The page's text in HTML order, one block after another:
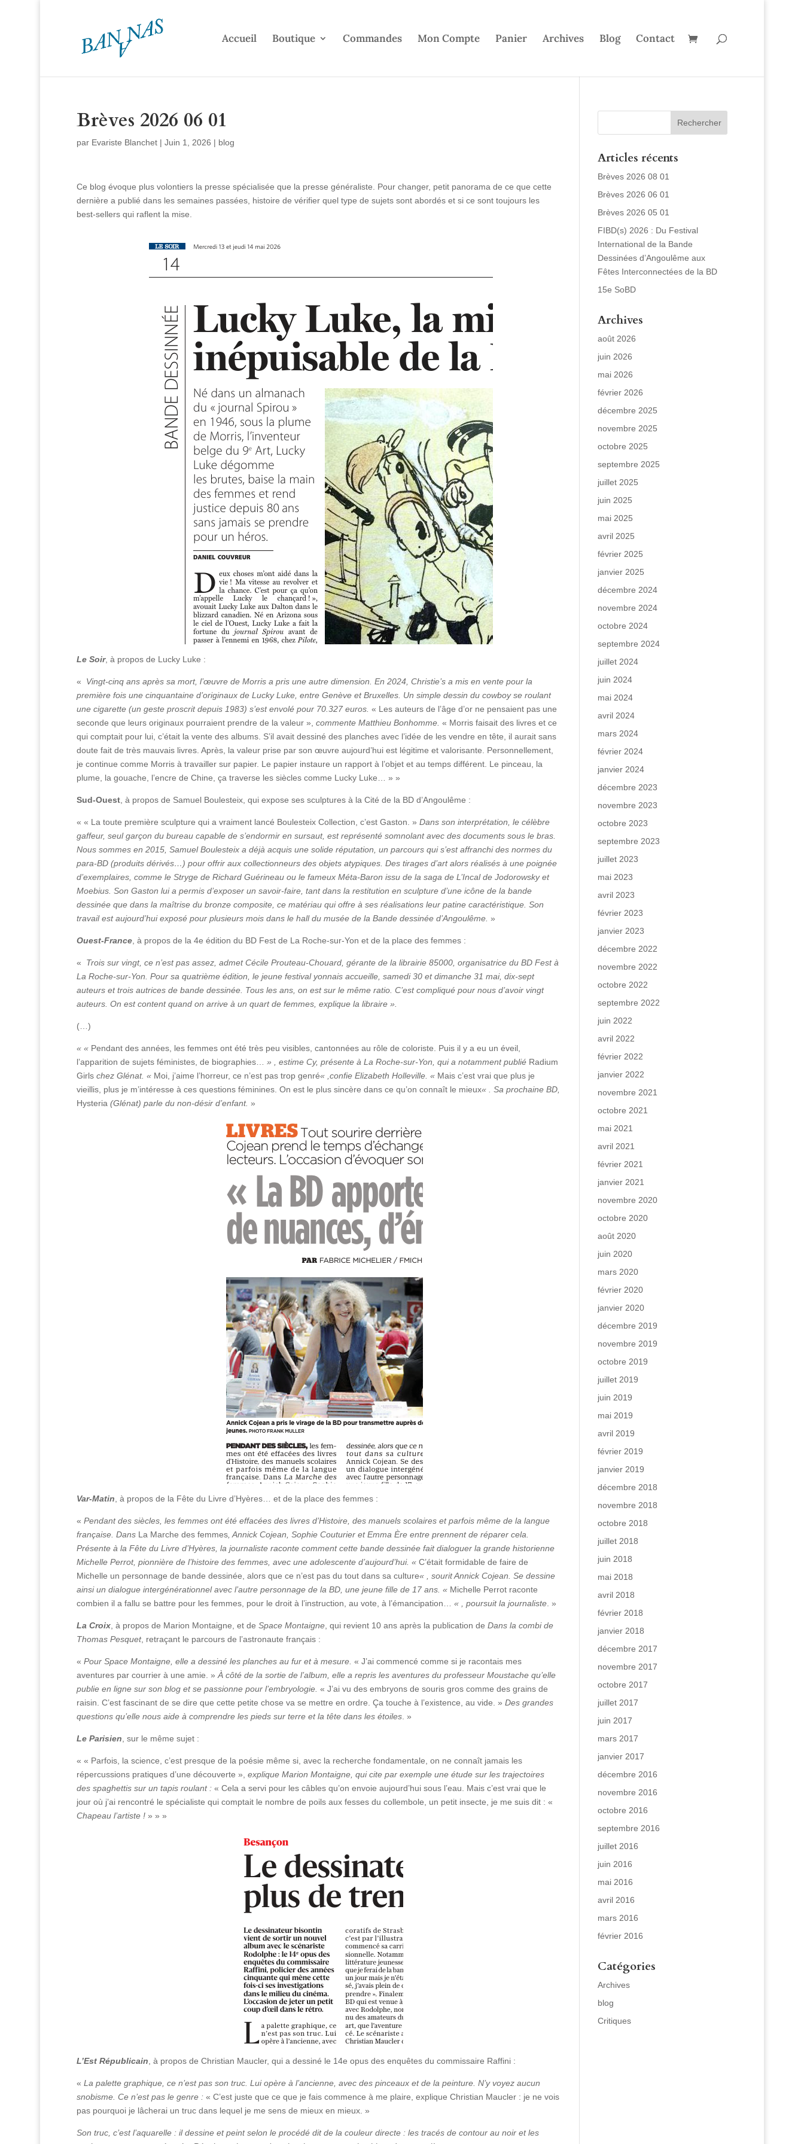
Accueil Boutique Commandes Mon Compte Panier Archives Blog Contact
Brèves 2026 06 01
par Evariste Blanchet| Juin 1, 2026 | blog
Ce blog évoque plus volontiers la presse spécialisée que la presse généraliste. Pour changer, petit panorama de ce que cette
dernière a publié dans les semaines passées, histoire de vérifier quel type de sujets sont abordés et si ce sont toujours les
best-sellers qui raflent la mise.
Le Soir, à propos de Lucky Luke :
« Vingt-cinq ans après sa mort, l’œuvre de Morris a pris une autre dimension. En 2024, Christie’s a mis en vente pour la
première fois une cinquantaine d’originaux de Lucky Luke, entre Genève et Bruxelles. Un simple dessin du cowboy se roulant
une cigarette (un geste proscrit depuis 1983) s’est envolé pour 70.327 euros. « Les auteurs de l’âge d’or ne pensaient pas une
seconde que leurs originaux pourraient prendre de la valeur », commente Matthieu Bonhomme. « Morris faisait des livres et ce
qui comptait pour lui, c’était la vente des albums. S’il avait dessiné des planches avec l’idée de les vendre en tête, il aurait sans
doute fait de très mauvais livres. Après, la valeur prise par son œuvre aujourd’hui est légitime et valorisante. Personnellement,
je continue comme Morris à travailler sur papier. Le papier instaure un rapport à l’objet et au temps différent. Le pinceau, la
plume, la gouache, l’encre de Chine, ça traverse les siècles comme Lucky Luke… » »
Sud-Ouest, à propos de Samuel Boulesteix, qui expose ses sculptures à la Cité de la BD d’Angoulême :
« « La toute première sculpture qui a vraiment lancé Boulesteix Collection, c’est Gaston. » Dans son interprétation, le célèbre
gaffeur, seul garçon du bureau capable de s’endormir en sursaut, est représenté somnolant avec des documents sous le bras.
Nous sommes en 2015, Samuel Boulesteix a déjà acquis une solide réputation, un parcours qui s’est affranchi des normes du
para-BD (produits dérivés…) pour offrir aux collectionneurs des objets atypiques. Des tirages d’art alors réalisés à une poignée
d’exemplaires, comme le Stryge de Richard Guérineau ou le fameux Méta-Baron issu de la saga de L’Incal de Jodorowsky et
Moebius. Son Gaston lui a permis d’exposer un savoir-faire, tant dans la restitution en sculpture d’une icône de la bande
dessinée que dans la maîtrise du bronze composite, ce matériau qui offre à ses réalisations leur patine caractéristique. Son
travail est aujourd’hui exposé pour plusieurs mois dans le hall du musée de la Bande dessinée d’Angoulême. »
Ouest-France, à propos de la 4e édition du BD Fest de La Roche-sur-Yon et de la place des femmes :
« Trois sur vingt, ce n’est pas assez, admet Cécile Prouteau-Chouard, gérante de la librairie 85000, organisatrice du BD Fest à
La Roche-sur-Yon. Pour sa quatrième édition, le jeune festival yonnais accueille, samedi 30 et dimanche 31 mai, dix-sept
auteurs et trois autrices de bande dessinée. Tous les ans, on est sur le même ratio. C’est compliqué pour nous d’avoir vingt
auteurs. On est content quand on arrive à un quart de femmes, explique la libraire ».
(…)
« « Pendant des années, les femmes ont été très peu visibles, cantonnées au rôle de coloriste. Puis il y a eu un éveil,
l’apparition de sujets féministes, de biographies…
» , estime Cy, présente à La Roche-sur-Yon, qui a notamment publié Radium
Girlschez Glénat. « Moi, j’aime l’horreur, ce n’est pas trop genré« ,confie Elizabeth Holleville. « Mais c’est vrai que plus je
vieillis, plus je m’intéresse à ces questions féminines. On est le plus sincère dans ce qu’on connaît le mieux« . Sa prochaine BD,
Hysteria (Glénat) parle du non-désir d’enfant. »
Var-Matin , à propos de la Fête du Livre d’Hyères… et de la place des femmes :
« Pendant des siècles, les femmes ont été effacées des livres d’Histoire, des manuels scolaires et parfois même de la langue
française. Dans La Marche des femmes, Annick Cojean, Sophie Couturier et Emma Ère entre prennent de réparer cela.
Présente à la Fête du Livre d’Hyères, la journaliste raconte comment cette bande dessinée fait dialoguer la grande historienne
Michelle Perrot, pionnière de l’histoire des femmes, avec une adolescente d’aujourd’hui. « C’était formidable de faire de
Michelle un personnage de bande dessinée, alors que ce n’est pas du tout dans sa culture« , sourit Annick Cojean. Se dessine
ainsi un dialogue intergénérationnel avec l’autre personnage de la BD, une jeune fille de 17 ans. « Michelle Perrot raconte
combien il a fallu se battre pour les femmes, pour le droit à l’instruction, au vote, à l’émancipation…
« , poursuit la journaliste. »
La Croix, à propos de Marion Montaigne, et de Space Montaigne, qui revient 10 ans après la publication de Dans la combi de
Thomas Pesquet, retraçant le parcours de l’astronaute français :
« Pour Space Montaigne, elle a dessiné les planches au fur et à mesure. « J’ai commencé comme si je racontais mes
aventures par courrier à une amie. » À côté de la sortie de l’album, elle a repris les aventures du professeur Moustache qu’elle
publie en ligne sur son blog et se passionne pour l’embryologie. « J’ai vu des embryons de souris gros comme des grains de
raisin. C’est fascinant de se dire que cette petite chose va se mettre en ordre. Ça touche à l’existence, au vide. » Des grandes
questions qu’elle nous aide à comprendre les pieds sur terre et la tête dans les étoiles. »
Le Parisien , sur le même sujet :
« « Parfois, la science, c’est presque de la poésie même si, avec la recherche fondamentale, on ne connaît jamais les
répercussions pratiques d’une découverte », explique Marion Montaigne, qui cite par exemple une étude sur les trajectoires
des spaghettis sur un tapis roulant :« Cela a servi pour les câbles qu’on envoie aujourd’hui sous l’eau. Mais c’est vrai que le
jour où j’ai rencontré le spécialiste qui comptait le nombre de poils aux fesses du collembole, un petit insecte, je me suis dit : «
Chapeau l’artiste !» » »
L’Est Républicain , à propos de Christian Maucler, qui a dessiné le 14e opus des enquêtes du commissaire Raffini :
« La palette graphique, ce n’est pas son truc. Lui opère à l’ancienne, avec des pinceaux et de la peinture. N’y voyez aucun
snobisme. Ce n’est pas le genre :« C’est juste que ce que je fais commence à me plaire, explique Christian Maucler : je ne vois
pas pourquoi je lâcherai un truc dans lequel je me sens de mieux en mieux. »
Son truc, c’est l’aquarelle : il dessine et peint selon le procédé dit de la couleur directe : les tracés de contour au noir et les
Articles récents
Brèves 2026 08 01
Brèves 2026 06 01
Brèves 2026 05 01
FIBD(s) 2026 : Du Festival
International de la Bande
Dessinées d’Angoulême aux
Fêtes Interconnectées de la BD
15e SoBD
Archives
août 2026
juin 2026
mai 2026
février 2026
décembre 2025
novembre 2025
octobre 2025
septembre 2025
juillet 2025
juin 2025
mai 2025
avril 2025
février 2025
janvier 2025
décembre 2024
novembre 2024
octobre 2024
septembre 2024
juillet 2024
juin 2024
mai 2024
avril 2024
mars 2024
février 2024
janvier 2024
décembre 2023
novembre 2023
octobre 2023
septembre 2023
juillet 2023
mai 2023
avril 2023
février 2023
janvier 2023
décembre 2022
novembre 2022
octobre 2022
septembre 2022
juin 2022
avril 2022
février 2022
janvier 2022
novembre 2021
octobre 2021
mai 2021
avril 2021
février 2021
janvier 2021
novembre 2020
octobre 2020
août 2020
juin 2020
mars 2020
février 2020
janvier 2020
décembre 2019
novembre 2019
octobre 2019
juillet 2019
juin 2019
mai 2019
avril 2019
février 2019
janvier 2019
décembre 2018
novembre 2018
octobre 2018
juillet 2018
juin 2018
mai 2018
avril 2018
février 2018
janvier 2018
décembre 2017
novembre 2017
octobre 2017
juillet 2017
juin 2017
mars 2017
janvier 2017
décembre 2016
novembre 2016
octobre 2016
septembre 2016
juillet 2016
juin 2016
mai 2016
avril 2016
mars 2016
février 2016
Catégories
Archives
blog
Critiques